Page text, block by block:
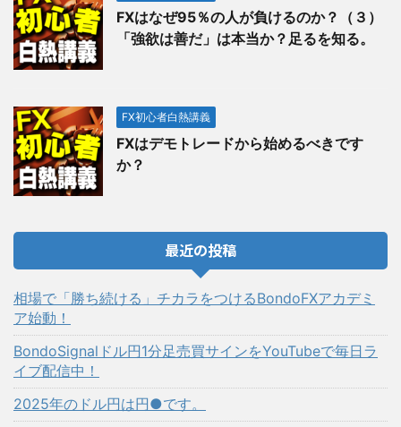
FXはなぜ95％の人が負けるのか？（３）
「強欲は善だ」は本当か？足るを知る。
FX初心者白熱講義
FXはデモトレードから始めるべきです
か？
最近の投稿
相場で「勝ち続ける」チカラをつけるBondoFXアカデミ
ア始動！
BondoSignalドル円1分足売買サインをYouTubeで毎日ラ
イブ配信中！
2025年のドル円は円●です。